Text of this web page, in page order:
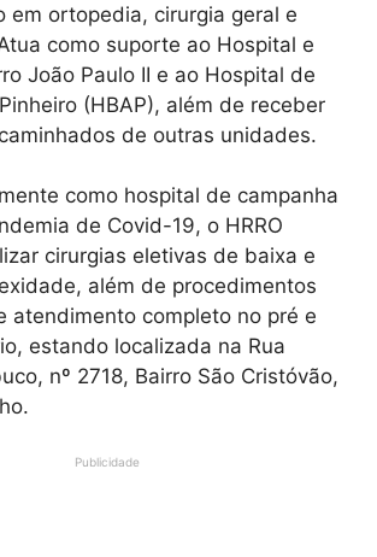
em ortopedia, cirurgia geral e
como suporte ao Hospital e
João Paulo II e ao Hospital de
(HBAP), além de receber
de outras unidades.
como hospital de campanha
de Covid-19, o HRRO
cirurgias eletivas de baixa e
além de procedimentos
atendimento completo no pré e
estando localizada na Rua
nº 2718, Bairro São Cristóvão,
Publicidade